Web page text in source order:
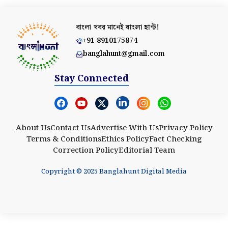
বাংলা খবর মানেইবাংলা হান্ট!
+91 8910175874
banglahunt@gmail.com
Stay Connected
About UsContact UsAdvertise With UsPrivacy Policy
Terms & ConditionsEthics PolicyFact Checking
Correction PolicyEditorial Team
Copyright © 2025 Banglahunt Digital Media